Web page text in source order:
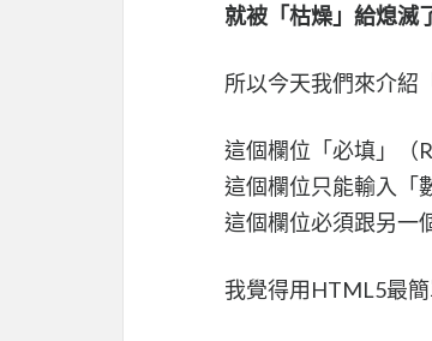
就被「枯燥」給熄滅
所以今天我們來介紹
這個欄位「必填」（
這個欄位只能輸入「
這個欄位必須跟另一
我覺得用HTML5最